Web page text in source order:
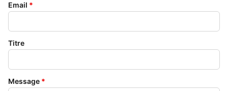
Email *
Titre
Message *